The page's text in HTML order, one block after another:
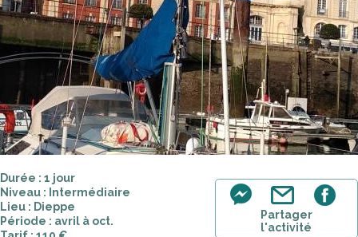
Durée : 1 jour
Niveau : Intermédiaire
Lieu : Dieppe
Période : avril à oct.
Partager
l'activité